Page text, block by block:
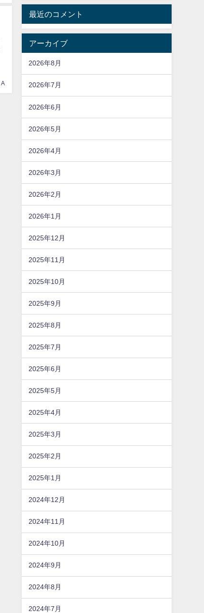
A
最近のコメント
アーカイブ
2026年8月
2026年7月
2026年6月
2026年5月
2026年4月
2026年3月
2026年2月
2026年1月
2025年12月
2025年11月
2025年10月
2025年9月
2025年8月
2025年7月
2025年6月
2025年5月
2025年4月
2025年3月
2025年2月
2025年1月
2024年12月
2024年11月
2024年10月
2024年9月
2024年8月
2024年7月